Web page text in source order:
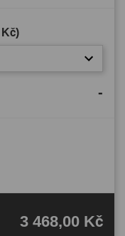
Kč)
-
3 468,00 Kč